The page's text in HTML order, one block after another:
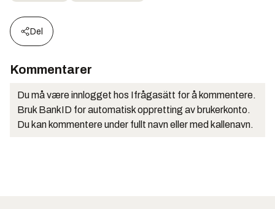
Del
Kommentarer
Du må være innlogget hos Ifrågasätt for å kommentere.
Bruk BankID for automatisk oppretting av brukerkonto.
Du kan kommentere under fullt navn eller med kallenavn.